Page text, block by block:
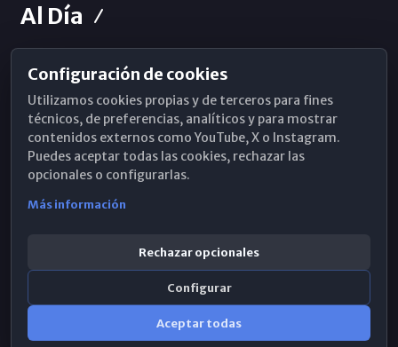
Al Día
Horarios de Misa
Hemeroteca
WhatsApp
Configuración de cookies
Utilizamos cookies propias y de terceros para fines
técnicos, de preferencias, analíticos y para mostrar
contenidos externos como YouTube, X o Instagram.
Puedes aceptar todas las cookies, rechazar las
opcionales o configurarlas.
Más información
Rechazar opcionales
Configurar
Aceptar todas